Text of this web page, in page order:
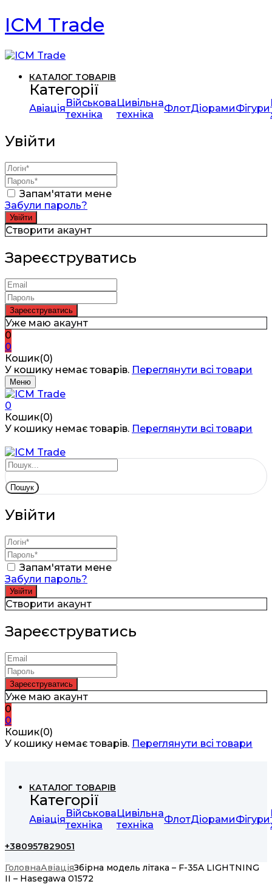
ICM Trade
КАТАЛОГ ТОВАРІВ
Категорії
АвіаціяВійськова
техніка
Цивільна
техніка
ФлотДіорамиФігури
Увійти
Запам'ятати мене
Забули пароль?
Створити акаунт
Зареєструватись
Уже маю акаунт
0
0
Кошик(0)
У кошику немає товарів. Переглянути всі товари
Меню
0
Кошик(0)
У кошику немає товарів. Переглянути всі товари
Пошук
Увійти
Запам'ятати мене
Забули пароль?
Створити акаунт
Зареєструватись
Уже маю акаунт
0
0
Кошик(0)
У кошику немає товарів. Переглянути всі товари
КАТАЛОГ ТОВАРІВ
Категорії
АвіаціяВійськова
техніка
Цивільна
техніка
ФлотДіорамиФігури
+380957829051
ГоловнаАвіаціяЗбірна модель літака – F-35A LIGHTNING
II – Hasegawa 01572